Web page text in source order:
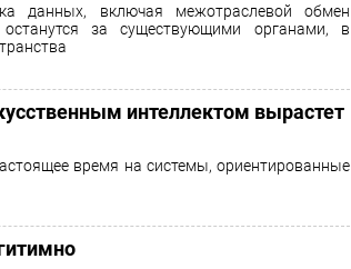
данных, включая межотраслевой обмен
за существующими органами, в
интеллектом вырастет
время на системы, ориентированные